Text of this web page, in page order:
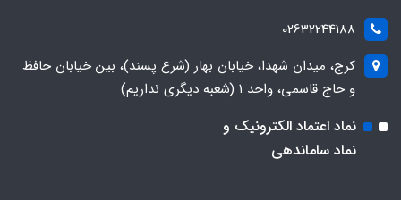
02632244188
کرج، میدان شهدا، خیابان بهار (شرع پسند)، بین خیابان حافظ
و حاج قاسمی، واحد ۱ (شعبه دیگری نداریم)
نماد اعتماد الکترونیک و
نماد ساماندهی